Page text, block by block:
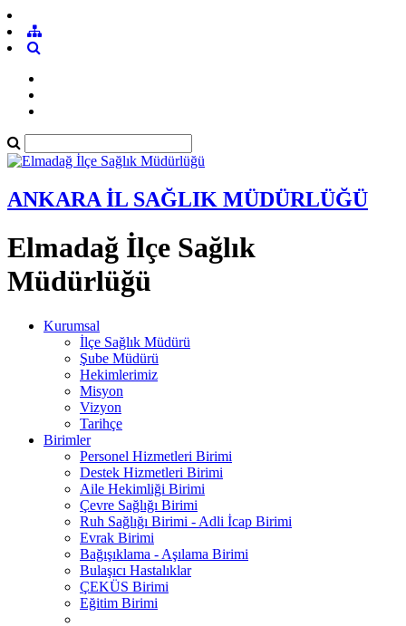
ANKARA İL SAĞLIK MÜDÜRLÜĞÜ
Elmadağ İlçe Sağlık
Müdürlüğü
Kurumsal
İlçe Sağlık Müdürü
Şube Müdürü
Hekimlerimiz
Misyon
Vizyon
Tarihçe
Birimler
Personel Hizmetleri Birimi
Destek Hizmetleri Birimi
Aile Hekimliği Birimi
Çevre Sağlığı Birimi
Ruh Sağlığı Birimi - Adli İcap Birimi
Evrak Birimi
Bağışıklama - Aşılama Birimi
Bulaşıcı Hastalıklar
ÇEKÜS Birimi
Eğitim Birimi